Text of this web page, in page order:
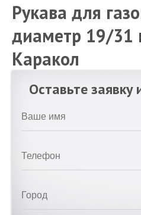
Рукава для
диаметр 19/31
Каракол
Оставьте заявку